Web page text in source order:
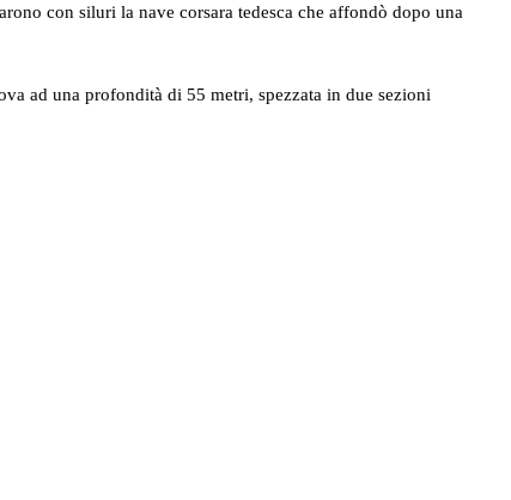
con siluri la nave corsara tedesca che affondò dopo una
ad una profondità di 55 metri, spezzata in due sezioni